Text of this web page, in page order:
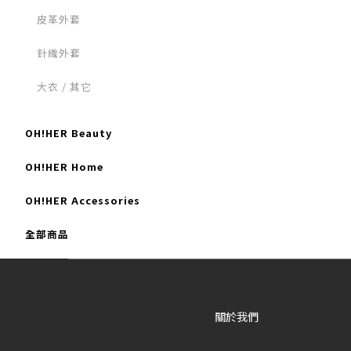
皮革外套
針織外套
大衣 / 其它
OH!HER Beauty
OH!HER Home
OH!HER Accessories
全部商品
關於我們